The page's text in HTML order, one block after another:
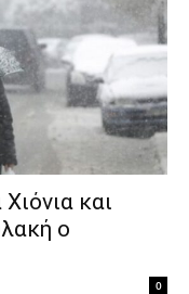
και
ο
0